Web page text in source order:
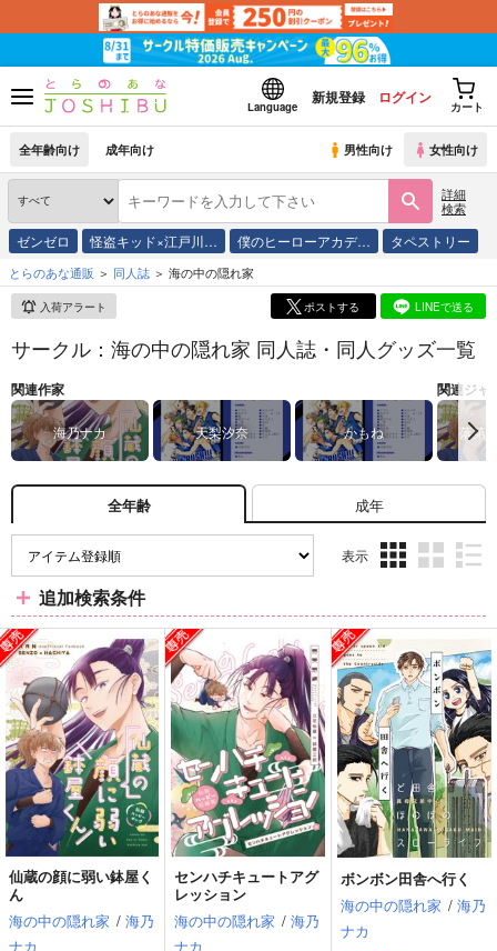
Language
新規登録 ログイン
カート
全年齢向け 成年向け 男性向け 女性向け
詳細
検索
ゼンゼロ 怪盗キッド×江戸川… 僕のヒーローアカデ… タペストリー
とらのあな通販 同人誌 海の中の隠れ家
入荷アラート ポストする LINEで送る
サークル：海の中の隠れ家 同人誌・同人グッズ一覧
関連作家
海乃ナカ 天梨汐奈 かもね
関連ジャ
落第
全年齢 成年
表示
ム
表
示
ム
表
示
ム
表
示
追加検索条件
仙蔵の顔に弱い鉢屋く
ん
海の中の隠れ家 / 海乃
ナカ
センハチキュートアグ
レッション
海の中の隠れ家 / 海乃
ナカ
ボンボン田舎へ行く
海の中の隠れ家 / 海乃
ナカ